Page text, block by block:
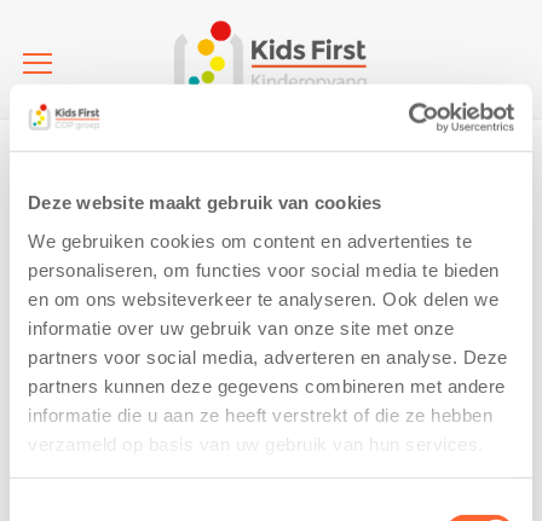
Deze website maakt gebruik van cookies
We gebruiken cookies om content en advertenties te
personaliseren, om functies voor social media te bieden
en om ons websiteverkeer te analyseren. Ook delen we
informatie over uw gebruik van onze site met onze
partners voor social media, adverteren en analyse. Deze
partners kunnen deze gegevens combineren met andere
informatie die u aan ze heeft verstrekt of die ze hebben
verzameld op basis van uw gebruik van hun services.
Home IMG_2288
IMG_2288
20 September 2019